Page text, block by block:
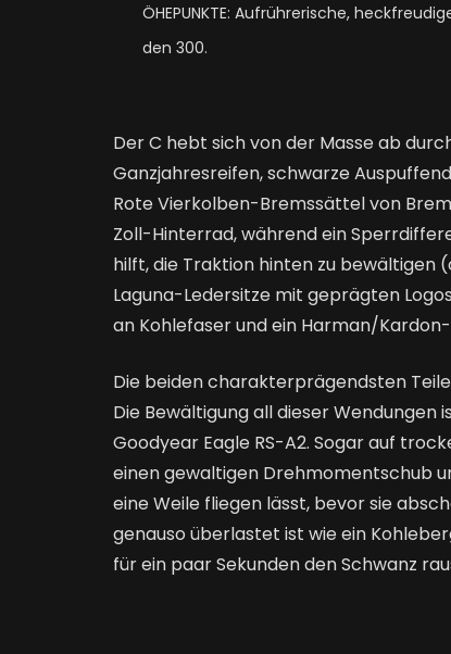
ÖHEPUNKTE: Aufrührerische,
den 300.
Der C hebt sich von der Masse ab
Ganzjahresreifen, schwarze
Rote Vierkolben-Bremssättel von
Zoll-Hinterrad, während ein
hilft, die Traktion hinten zu bewältigen
Laguna-Ledersitze mit geprägten
an Kohlefaser und ein Harman/
Die beiden charakterprägendsten Teile
Die Bewältigung all dieser
Goodyear Eagle RS-A2. Sogar auf
einen gewaltigen Drehmomentschub
eine Weile fliegen lässt, bevor sie
genauso überlastet ist wie ein
für ein paar Sekunden den Schwanz